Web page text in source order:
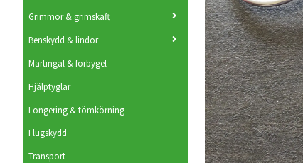
Grimmor & grimskaft
Benskydd & lindor
Martingal & förbygel
Hjälptyglar
Longering & tömkörning
Flugskydd
Transport